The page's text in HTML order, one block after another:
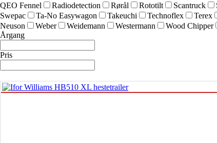
QEO Fennel
Radiodetection Rørål Rototilt Scantruck
Swepac
Ta-No Easywagon Takeuchi Technoflex Terex
Neuson
Weber Weidemann Westermann Wood Chipper
Årgang
Pris